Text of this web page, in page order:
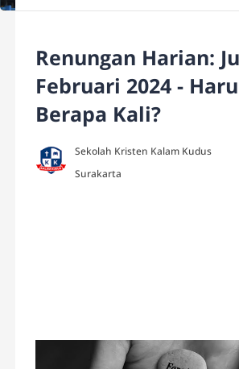
Renungan Harian:
Februari 2024 -
Berapa Kali?
Sekolah Kristen Kalam Kudus
Surakarta